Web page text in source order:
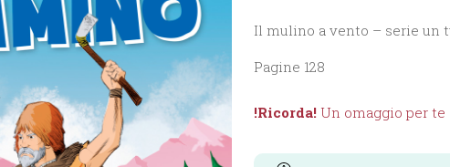
Il mulino a vento – serie un
Pagine 128
!Ricorda!Un omaggio per te